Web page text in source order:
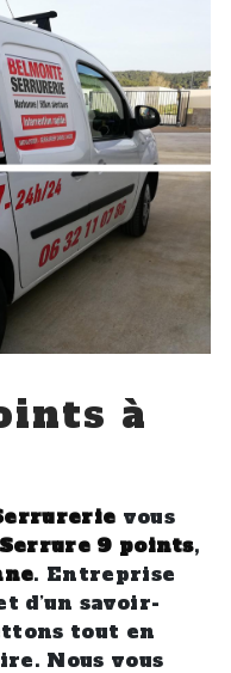
à
vous
Serrure 9 points,
. Entreprise
d’un savoir-
tout en
Nous vous